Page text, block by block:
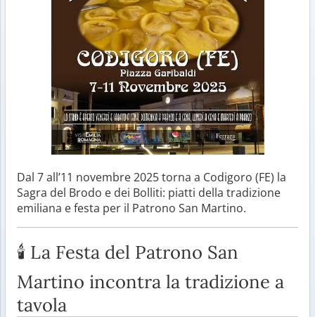
Dal 7 all’11 novembre 2025 torna a Codigoro (FE) la
Sagra del Brodo e dei Bolliti: piatti della tradizione
emiliana e festa per il Patrono San Martino.
🕯️ La Festa del Patrono San
Martino incontra la tradizione a
tavola